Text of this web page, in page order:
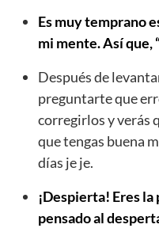
Es muy temprano
mi mente. Así que,
Después de
preguntarte que
corregirlos y verás
que tengas buena
días je je.
¡Despierta! Eres
pensado al